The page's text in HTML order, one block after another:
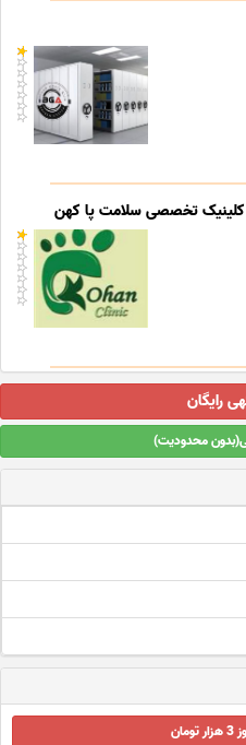
تخصصی سلامت پا کهن
رایگان
محدودیت)